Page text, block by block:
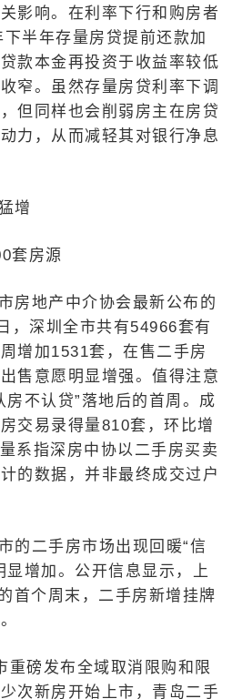
影响。在利率下行和购房者
半年存量房贷提前还款加
款本金再投资于收益率较低
窄。虽然存量房贷利率下调
但同样也会削弱房主在房贷
力，从而减轻其对银行净息
增
套房源
房地产中介协会最新公布的
，深圳全市共有54966套有
增加1531套，在售二手房
售意愿明显增强。值得注意
房不认贷”落地后的首周。成
交易录得量810套，环比增
系指深房中协以二手房买卖
的数据，并非最终成交过户
的二手房市场出现回暖“信
显增加。公开信息显示，上
首个周末，二手房新增挂牌
重磅发布全域取消限购和限
次新房开始上市，青岛二手